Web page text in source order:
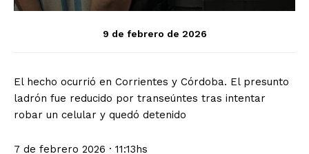
9 de febrero de 2026
El hecho ocurrió en Corrientes y Córdoba. El presunto
ladrón fue reducido por transeúntes tras intentar
robar un celular y quedó detenido
7 de febrero 2026 · 11:13hs